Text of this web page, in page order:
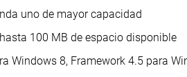
uno de mayor capacidad
100 MB de espacio disponible
Windows 8, Framework 4.5 para